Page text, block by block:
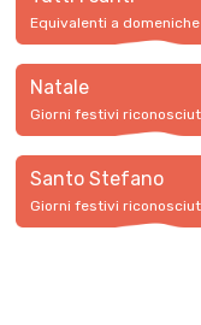
Equivalenti a
Natale
Giorni festivi
Santo Stefano
Giorni festivi